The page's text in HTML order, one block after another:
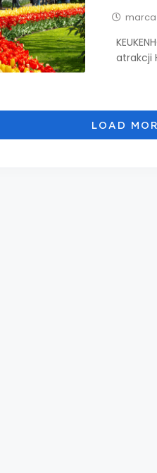
marca
atrakcji